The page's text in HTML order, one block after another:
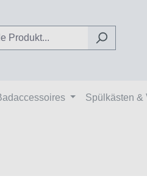
Spülkästen &